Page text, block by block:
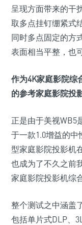
呈现方面带来的干
取多点挂钉绷紧式
同时多点固定的方
表面相当平整，也
作为4K家庭影院综
的参考家庭影院投
正是由于美视WB5
于一款1.0增益的
型家庭影院投影机
也成为了不久之前
家庭影院投影机综
整个测试之中涵盖
包括单片式DLP、